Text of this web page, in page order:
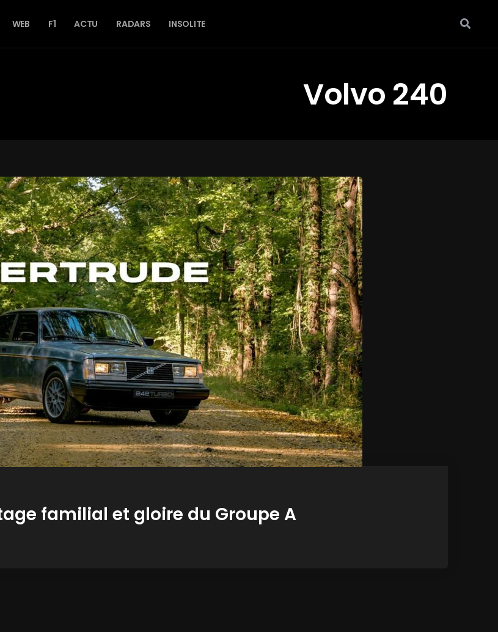
WEB F1 ACTU RADARS INSOLITE
Volvo 240
familial et gloire du Groupe A